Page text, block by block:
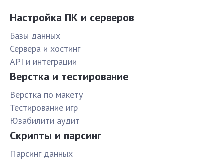
Настройка ПК и серверов
Базы данных
Сервера и хостинг
API и интеграции
Верстка и тестирование
Верстка по макету
Тестирование игр
Юзабилити аудит
Скрипты и парсинг
Парсинг данных